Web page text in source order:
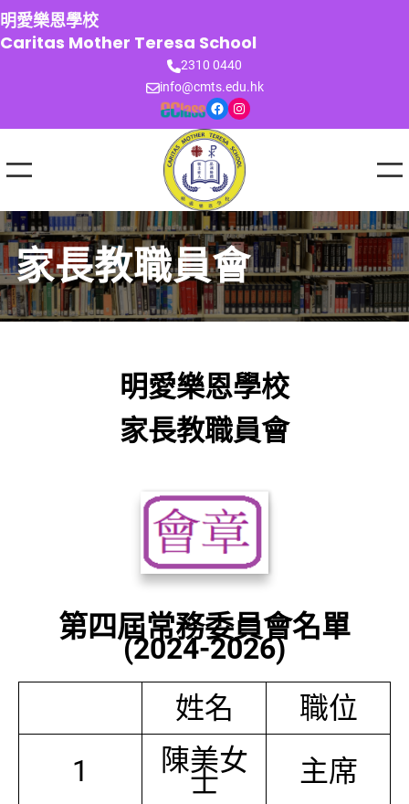
跳
至
主
明愛樂恩學校
Caritas Mother Teresa School
2310 0440
info@cmts.edu.hk
Facebook Instagram
家長教職員會
明愛樂恩學校
家長教職員會
第四屆常務委員會名單
(2024-2026)
姓名
職位
1
陳美女
士 主席